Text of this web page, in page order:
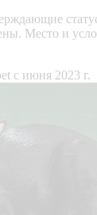
Место и
c июня 2023 г.